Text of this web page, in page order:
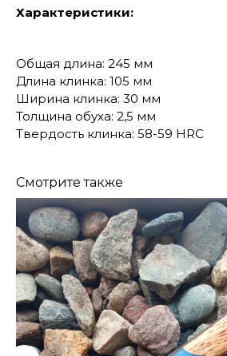
Характеристики:
Общая длина: 245 мм
Длина клинка: 105 мм
Ширина клинка: 30 мм
Толщина обуха: 2,5 мм
Твердость клинка: 58-59 HRC
Смотрите также
КОНТАКТЫ
Консультации по телефону и онлайн.
Будем рады продемонстрировать вам
нашу продукцию. Позвоните нам или
оставьте запрос на звонок менеджера